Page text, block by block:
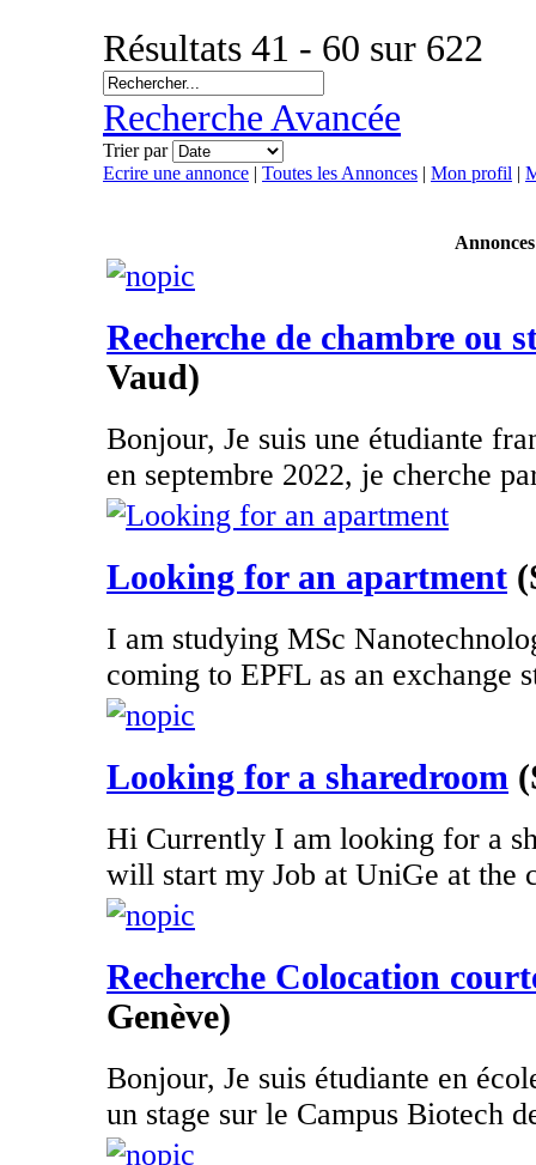
Résultats 41 - 60 sur 622
Recherche Avancée
Trier par
Ecrire une annonce | Toutes les Annonces | Mon profil |
Annonces
Recherche de chambre ou
Vaud)
Bonjour, Je suis une étudiante
en septembre 2022, je cherche
Looking for an apartment
I am studying MSc
coming to EPFL as an exchange
Looking for a sharedroom
Hi Currently I am looking for a
will start my Job at UniGe at the
Recherche Colocation
Genève)
Bonjour, Je suis étudiante en
un stage sur le Campus Biotech